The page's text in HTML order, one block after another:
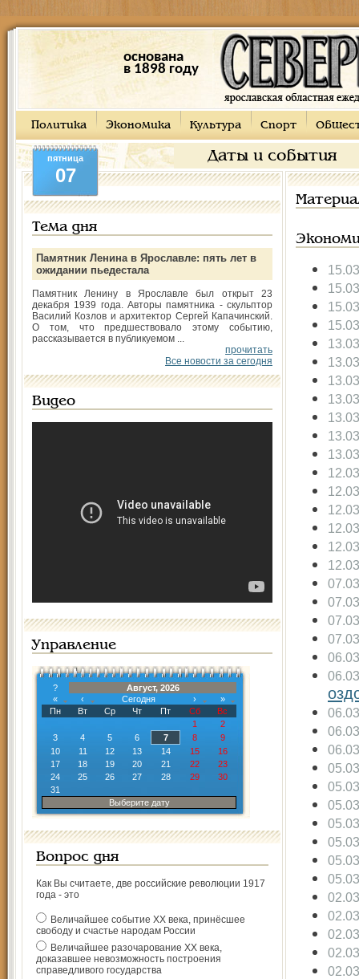
основана
в 1898 году
Политика Экономика Культура Спорт
Даты и события
пятница
07
Тема дня
Памятник Ленина в Ярославле: пять лет в
ожидании пьедестала
Памятник Ленину в Ярославле был открыт 23
декабря 1939 года. Авторы памятника - скульптор
Василий Козлов и архитектор Сергей Капачинский.
О том, что предшествовало этому событию,
рассказывается в публикуемом ...
прочитать
Все новости за сегодня
Видео
Управление
?
Август, 2026
«
‹ Сегодня ›
»
Пн
Вт Ср Чт Пт Сб
Вс
1
2
3
4 5 6 7 8
9
10
11 12 13 14 15
16
17
18 19 20 21 22
23
24
25 26 27 28 29
30
31
Выберите дату
Вопрос дня
Как Вы считаете, две российские революции 1917
года - это
Величайшее событие ХХ века, принёсшее
свободу и счастье народам России
Величайшее разочарование ХХ века,
доказавшее невозможность построения
справедливого государства